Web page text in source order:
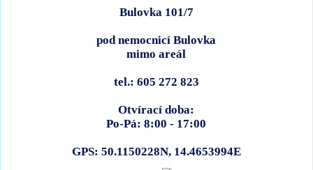
Bulovka 101/7
pod nemocnicí Bulovka
mimo areál
tel.: 605 272 823
Otvírací doba:
Po-Pá: 8:00 - 17:00
GPS: 50.1150228N, 14.4653994E